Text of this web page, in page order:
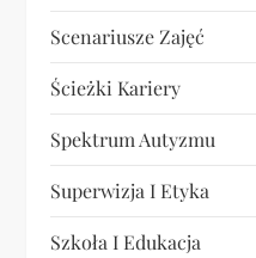
Scenariusze Zajęć
Ścieżki Kariery
Spektrum Autyzmu
Superwizja I Etyka
Szkoła I Edukacja